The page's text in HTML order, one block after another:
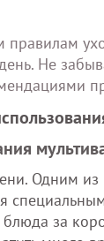
правилам
Не
Одним из
за